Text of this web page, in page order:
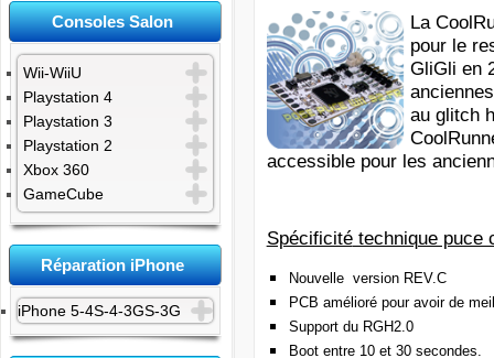
Consoles Salon
Wii-WiiU
Playstation 4
Playstation 3
Playstation 2
Xbox 360
GameCube
Réparation iPhone
iPhone 5-4S-4-3GS-3G
La
pour le
GliGli en
au glitch
accessible pour les
Spécificitétechnique puce
Nouvelle version REV.C
PCB amélioré pour avoir de
Support du RGH2.0
Boot entre 10 et 30 secondes.